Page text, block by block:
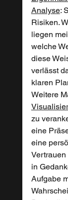
Analyse:
Risiken.
liegen
welche
diese
verlässt
klaren
Weitere
zu
eine
eine
Vertrauen
in
Aufgabe